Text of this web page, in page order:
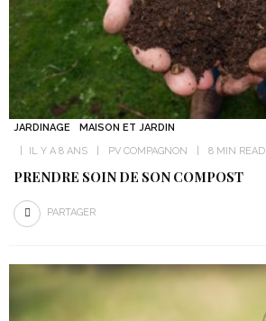
JARDINAGE
MAISON ET JARDIN
IL Y A 8 ANS
PV COMPAGNON 8 MIN READ
PRENDRE SOIN DE SON COMPOST
PARTAGER